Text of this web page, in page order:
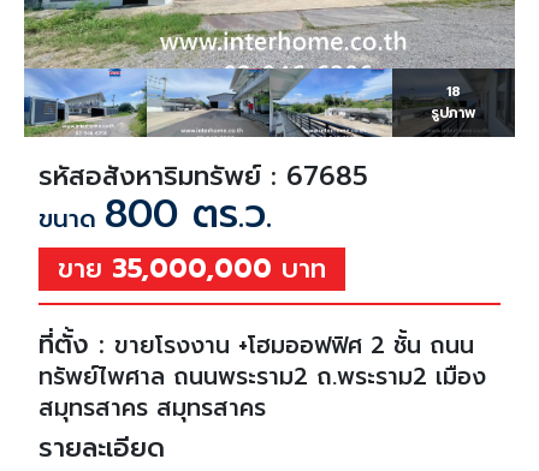
18
รูปภาพ
รหัสอสังหาริมทรัพย์ : 67685
ขนาด 800 ตร.ว.
ขาย 35,000,000 บาท
ที่ตั้ง : ขายโรงงาน +โฮมออฟฟิศ 2 ชั้น ถนน
ทรัพย์ไพศาล ถนนพระราม2 ถ.พระราม2 เมือง
สมุทรสาคร สมุทรสาคร
รายละเอียด